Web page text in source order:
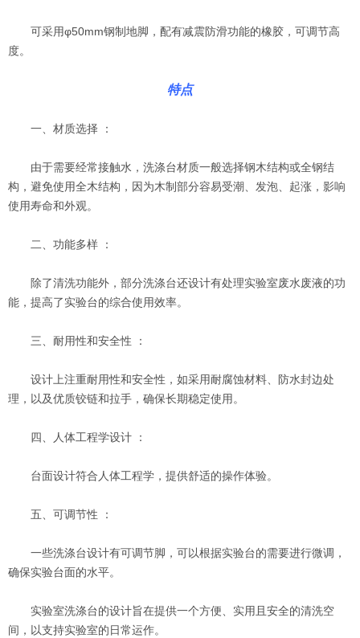
可采用φ50mm钢制地脚，配有减震防滑功能的橡胶，可调节高
度。
特点
一、材质选择 ：
由于需要经常接触水，洗涤台材质一般选择钢木结构或全钢结
构，避免使用全木结构，因为木制部分容易受潮、发泡、起涨，影响
使用寿命和外观。
二、功能多样 ：
除了清洗功能外，部分洗涤台还设计有处理实验室废水废液的功
能，提高了实验台的综合使用效率。
三、耐用性和安全性 ：
设计上注重耐用性和安全性，如采用耐腐蚀材料、防水封边处
理，以及优质铰链和拉手，确保长期稳定使用。
四、人体工程学设计 ：
台面设计符合人体工程学，提供舒适的操作体验。
五、可调节性 ：
一些洗涤台设计有可调节脚，可以根据实验台的需要进行微调，
确保实验台面的水平。
实验室洗涤台的设计旨在提供一个方便、实用且安全的清洗空
间，以支持实验室的日常运作。